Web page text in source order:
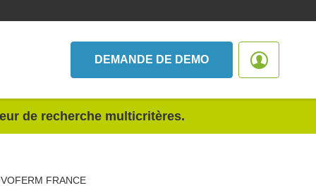
DEMANDE DE DEMO
de recherche multicritères.
FRANCE